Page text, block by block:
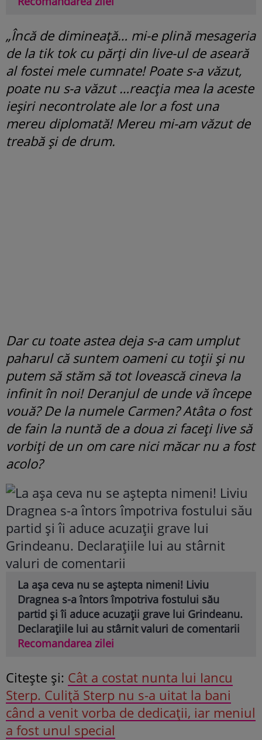
„Încă de dimineață… mi-e plină mesageria
de la tik tok cu părți din live-ul de aseară
al fostei mele cumnate! Poate s-a văzut,
poate nu s-a văzut …reacția mea la aceste
ieșiri necontrolate ale lor a fost una
mereu diplomată! Mereu mi-am văzut de
treabă și de drum.
Dar cu toate astea deja s-a cam umplut
paharul că suntem oameni cu toții și nu
putem să stăm să tot lovească cineva la
infinit în noi! Deranjul de unde vă începe
vouă? De la numele Carmen? Atâta o fost
de fain la nuntă de a doua zi faceți live să
vorbiți de un om care nici măcar nu a fost
acolo?
La așa ceva nu se aștepta nimeni! Liviu
Dragnea s-a întors împotriva fostului său
partid și îi aduce acuzații grave lui Grindeanu.
Declarațiile lui au stârnit valuri de comentarii
Recomandarea zilei
Citeşte şi: Cât a costat nunta lui Iancu
Sterp. Culiță Sterp nu s-a uitat la bani
când a venit vorba de dedicații, iar meniul
a fost unul special